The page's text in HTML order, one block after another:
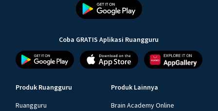
Coba GRATIS Aplikasi Ruangguru
Produk Ruangguru
Ruangguru
Produk Lainnya
Brain Academy Online